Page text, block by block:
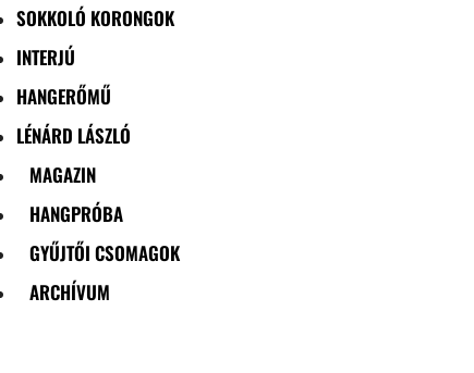
SOKKOLÓ KORONGOK
INTERJÚ
HANGERŐMŰ
LÉNÁRD LÁSZLÓ
MAGAZIN
HANGPRÓBA
GYŰJTŐI CSOMAGOK
ARCHÍVUM